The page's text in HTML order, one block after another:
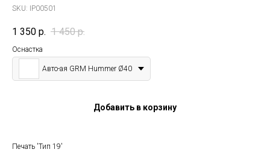
SKU: IP00501
1 350 р. 1 450 р.
Оснастка
Авто-ая GRM Hummer Ø40
Добавить в корзину
Печать 'Тип 19'